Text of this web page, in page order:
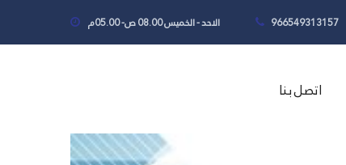
الاحد - الخميس 08.00 ص- 05.00م 966549313157
اتصل بنا